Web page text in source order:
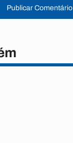
Publicar Comentário